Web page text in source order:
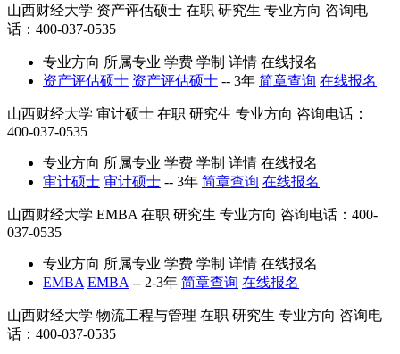
山西财经大学 资产评估硕士 在职 研究生 专业方向 咨询电
话：400-037-0535
专业方向 所属专业 学费 学制 详情 在线报名
资产评估硕士 资产评估硕士 -- 3年 简章查询 在线报名
山西财经大学 审计硕士 在职 研究生 专业方向 咨询电话：
400-037-0535
专业方向 所属专业 学费 学制 详情 在线报名
审计硕士 审计硕士 -- 3年 简章查询 在线报名
山西财经大学 EMBA 在职 研究生 专业方向 咨询电话：400-
037-0535
专业方向 所属专业 学费 学制 详情 在线报名
EMBA EMBA -- 2-3年 简章查询 在线报名
山西财经大学 物流工程与管理 在职 研究生 专业方向 咨询电
话：400-037-0535